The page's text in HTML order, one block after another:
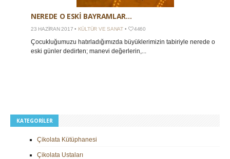
NEREDE O ESKI BAYRAMLAR…
23 HAZIRAN 2017 • KÜLTÜR VE SANAT• 4460
Çocukluğumuzu hatırladığımızda büyüklerimizin tabiriyle nerede o
eski günler dedirten; manevi değerlerin,...
KATEGORILER
Çikolata Kütüphanesi
Çikolata Ustaları